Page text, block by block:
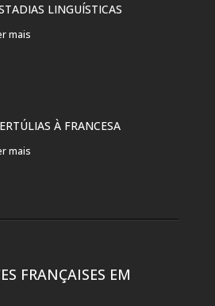
LINGUÍSTICAS
mais
À FRANCESA
mais
FRANÇAISES EM